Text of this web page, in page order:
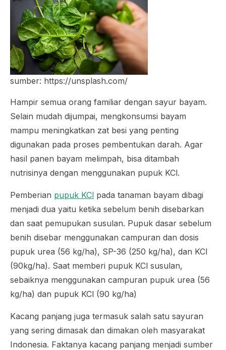
sumber: https://unsplash.com/
Hampir semua orang familiar dengan sayur bayam.
Selain mudah dijumpai, mengkonsumsi bayam
mampu meningkatkan zat besi yang penting
digunakan pada proses pembentukan darah. Agar
hasil panen bayam melimpah, bisa ditambah
nutrisinya dengan menggunakan pupuk KCl.
Pemberian pupuk KCl pada tanaman bayam dibagi
menjadi dua yaitu ketika sebelum benih disebarkan
dan saat pemupukan susulan. Pupuk dasar sebelum
benih disebar menggunakan campuran dan dosis
pupuk urea (56 kg/ha), SP-36 (250 kg/ha), dan KCl
(90kg/ha). Saat memberi pupuk KCl susulan,
sebaiknya menggunakan campuran pupuk urea (56
kg/ha) dan pupuk KCl (90 kg/ha)
Kacang panjang juga termasuk salah satu sayuran
yang sering dimasak dan dimakan oleh masyarakat
Indonesia. Faktanya kacang panjang menjadi sumber